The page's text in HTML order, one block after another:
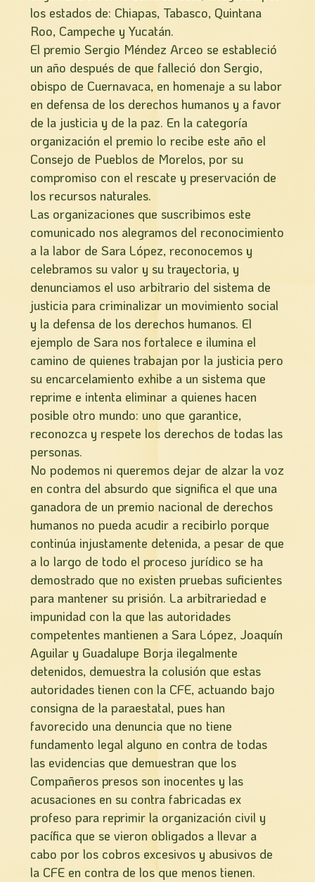
los estados de: Chiapas, Tabasco, Quintana
Roo, Campeche y Yucatán.
El premio Sergio Méndez Arceo se estableció
un año después de que falleció don Sergio,
obispo de Cuernavaca, en homenaje a su labor
en defensa de los derechos humanos y a favor
de la justicia y de la paz. En la categoría
organización el premio lo recibe este año el
Consejo de Pueblos de Morelos, por su
compromiso con el rescate y preservación de
los recursos naturales.
Las organizaciones que suscribimos este
comunicado nos alegramos del reconocimiento
a la labor de Sara López, reconocemos y
celebramos su valor y su trayectoria, y
denunciamos el uso arbitrario del sistema de
justicia para criminalizar un movimiento social
y la defensa de los derechos humanos. El
ejemplo de Sara nos fortalece e ilumina el
camino de quienes trabajan por la justicia pero
su encarcelamiento exhibe a un sistema que
reprime e intenta eliminar a quienes hacen
posible otro mundo: uno que garantice,
reconozca y respete los derechos de todas las
personas.
No podemos ni queremos dejar de alzar la voz
en contra del absurdo que significa el que una
ganadora de un premio nacional de derechos
humanos no pueda acudir a recibirlo porque
continúa injustamente detenida, a pesar de que
a lo largo de todo el proceso jurí­dico se ha
demostrado que no existen pruebas suficientes
para mantener su prisión. La arbitrariedad e
impunidad con la que las autoridades
competentes mantienen a Sara López, Joaquín
Aguilar y Guadalupe Borja ilegalmente
detenidos, demuestra la colusión que estas
autoridades tienen con la CFE, actuando bajo
consigna de la paraestatal, pues han
favorecido una denuncia que no tiene
fundamento legal alguno en contra de todas
las evidencias que demuestran que los
Compañeros presos son inocentes y las
acusaciones en su contra fabricadas ex
profeso para reprimir la organización civil y
pacífica que se vieron obligados a llevar a
cabo por los cobros excesivos y abusivos de
la CFE en contra de los que menos tienen.